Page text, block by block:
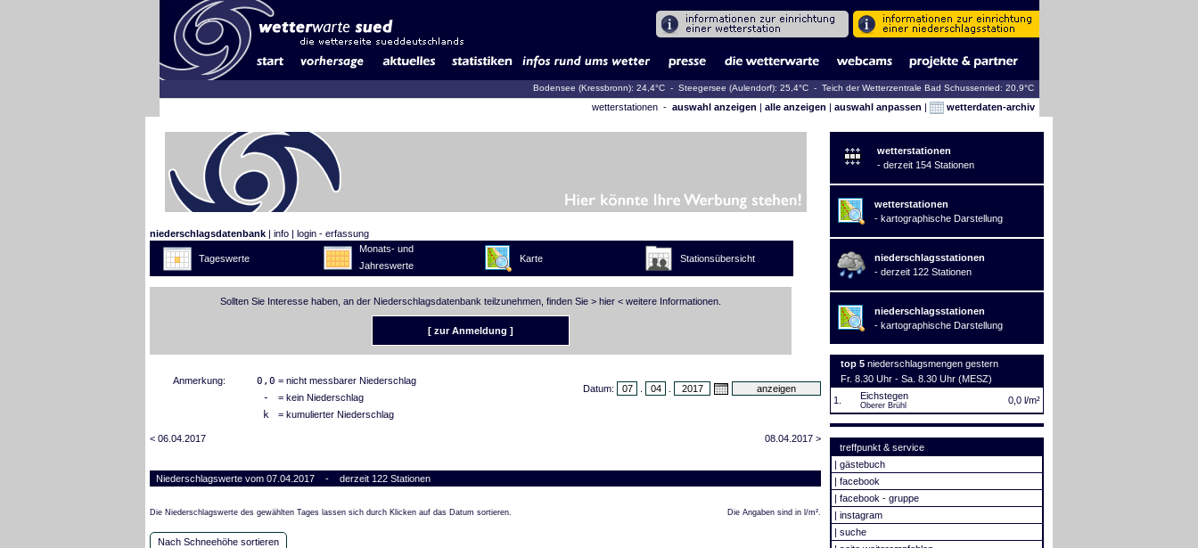
Bodensee (Kressbronn): 24,4°C - Steegersee (Aulendorf): 25,4°C - Teich der Wetterzentrale Bad Schussenried: 20,9°C
wetterstationen - auswahl anzeigen | alle anzeigen | auswahl anpassen | wetterdaten-archiv
niederschlagsdatenbank | info | login - erfassung
Tageswerte
Monats- und
Jahreswerte
Karte Stationsübersicht
Sollten Sie Interesse haben, an der Niederschlagsdatenbank teilzunehmen, finden Sie > hier < weitere Informationen.
[ zur Anmeldung ]
Datum:
Anmerkung: 0,0 = nicht messbarer Niederschlag
- = kein Niederschlag
k = kumulierter Niederschlag
< 06.04.2017 08.04.2017 >
Niederschlagswerte vom 07.04.2017 - derzeit 122 Stationen
Die Niederschlagswerte des gewählten Tages lassen sich durch Klicken auf das Datum sortieren. Die Angaben sind in l/m².
Nach Schneehöhe sortieren
wetterstationen
- derzeit 154 Stationen
wetterstationen
- kartographische Darstellung
niederschlagsstationen
- derzeit 122 Stationen
niederschlagsstationen
- kartographische Darstellung
top 5 niederschlagsmengen gestern
Fr. 8.30 Uhr - Sa. 8.30 Uhr (MESZ)
1.
Eichstegen
Oberer Brühl 0,0 l/m²
treffpunkt & service
| gästebuch
| facebook
| facebook - gruppe
| instagram
| suche